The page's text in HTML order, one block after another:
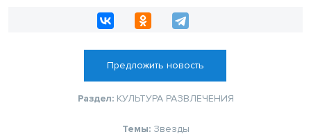
Предложить новость
Раздел: КУЛЬТУРА РАЗВЛЕЧЕНИЯ
Темы: Звезды